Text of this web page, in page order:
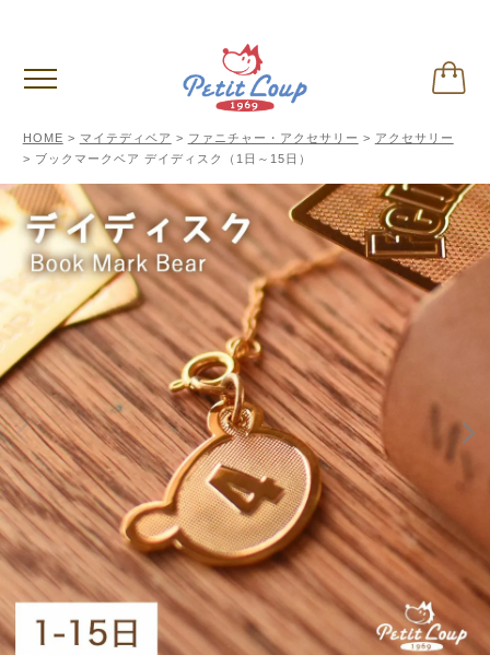
HOME マイテディベア ファニチャー・アクセサリー
アクセサリー
ブックマークベア デイディスク（1日～15日）